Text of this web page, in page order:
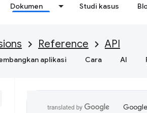
Dokumen Studi kasus
Reference API
aplikasi Cara AI